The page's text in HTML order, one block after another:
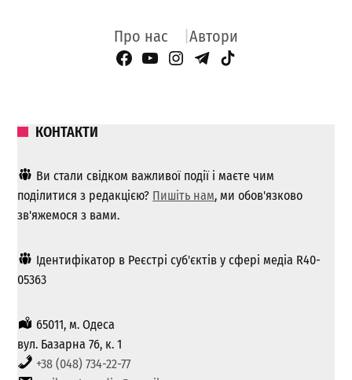
Про нас Автори
Facebook Page
YouTube
Instagram
Telegram
TikTok
КОНТАКТИ
Ви стали свідком важливої ​​події і маєте чим
поділитися з редакцією? Пишіть нам, ми обов'язково
зв'яжемося з вами.
Ідентифікатор в Реєстрі суб'єктів у сфері медіа R40-
05363
65011, м. Одеса
вул. Базарна 76, к. 1
+38 (048) 734-22-77